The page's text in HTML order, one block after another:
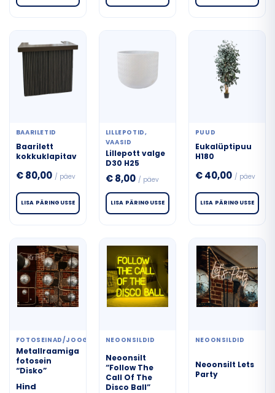
Valgustid
Vesipiibud
BAARILETID
Baarilett
kokkuklapitav
€80,00 / päev
LISA PÄRINGUSSE
LILLEPOTID,
VAASID
Lillepott valge
D30 H25
€8,00 / päev
LISA PÄRINGUSSE
PUUD
Eukalüptipuu
H180
€40,00 / päev
LISA PÄRINGUSSE
FOTOSEINAD/JOOGISEINAD
Metallraamiga
fotosein
“Disko”
Hind
NEOONSILDID
Neoonsilt
“Follow The
Call Of The
Disco Ball”
NEOONSILDID
Neoonsilt Lets
Party